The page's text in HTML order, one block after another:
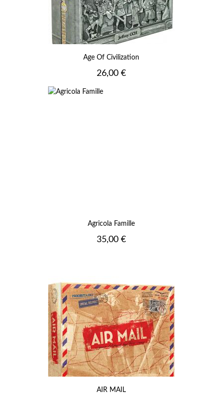
Age Of Civilization
Prix
26,00 €
Agricola Famille
Prix
35,00 €
AIR MAIL